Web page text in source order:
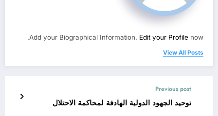
Add your Biographical Information. Edit your Profile now.
View All Posts
Previous post
توحيد الجهود الدولية الهادفة لمحاكمة الاحتلال